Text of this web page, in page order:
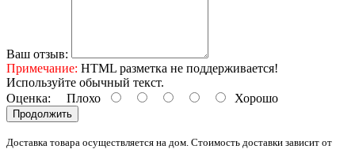
Ваш отзыв:
Примечание: HTML разметка не поддерживается!
Используйте обычный текст.
Оценка: Плохо Хорошо
Продолжить
Доставка товара осуществляется на дом. Стоимость доставки зависит от